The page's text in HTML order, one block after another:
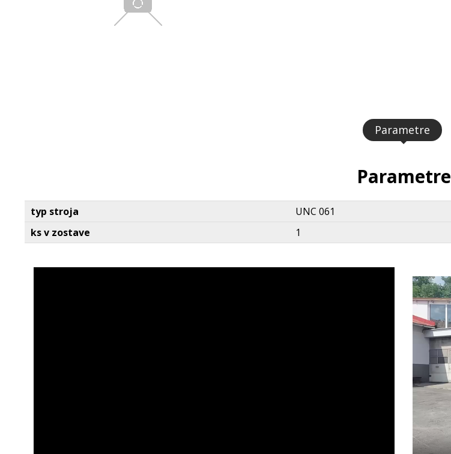
Parametre
Parametre
typ stroja
UNC 061
ks v zostave
1